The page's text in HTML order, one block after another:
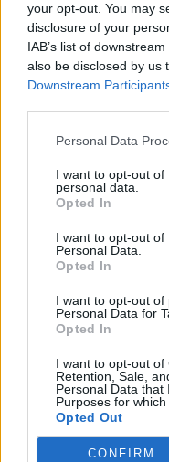
your opt-out. You may
disclosure of your
IAB’s list of
also be disclosed by us
Downstream
Personal Data
I want to opt-out
personal data.
Opted In
I want to opt-out of
Personal Data.
Opted In
I want to opt-out of
Personal Data for
Opted In
I want to opt-out of
Retention, Sale,
Personal Data that
Purposes for which
Opted Out
CONFIRM
Nowe życie
Życie konsekrowane
ubogim. Jest proroczą
które dostrzega
ogłasza Jego miłość
Drogi Czytelniku,
cieszymy się, że
tu dla Ciebie!
Każdego dnia
informacje z życia
Jednak bez Twojej
zadaniu będzie